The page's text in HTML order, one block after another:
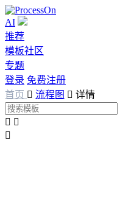
AI
推荐
模板社区
专题
登录 免费注册
首页  流程图  详情
 
